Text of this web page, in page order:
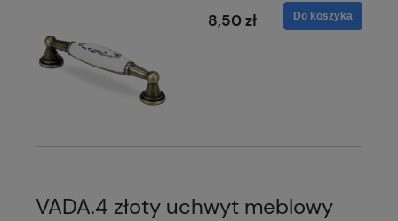
8,50 zł Do koszyka
VADA.4 złoty uchwyt meblowy